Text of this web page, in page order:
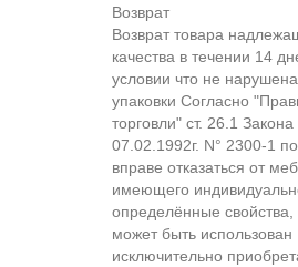
Возврат
Возврат товара
качества в течении 14
условии что не
упаковки Согласно
торговли" ст. 26.1
07.02.1992г. N° 2300-1
вправе отказаться от
имеющего
определённые свойства,
может быть использован
исключительно